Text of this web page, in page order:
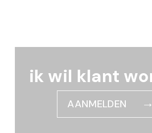
ik wil klant
AANMELDEN